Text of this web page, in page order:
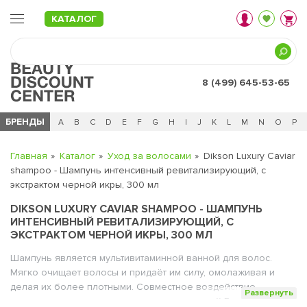
КАТАЛОГ
8 (499) 645-53-65
БРЕНДЫ
Ч 0 - 9 A B C D E F G H I J K L M N O P
Главная Каталог Уход за волосами
Dikson Luxury Caviar
shampoo - Шампунь интенсивный ревитализирующий, с
экстрактом черной икры, 300 мл
DIKSON LUXURY CAVIAR SHAMPOO - ШАМПУНЬ
ИНТЕНСИВНЫЙ РЕВИТАЛИЗИРУЮЩИЙ, С
ЭКСТРАКТОМ ЧЕРНОЙ ИКРЫ, 300 МЛ
Шампунь является мультивитаминной ванной для волос.
Мягко очищает волосы и придаёт им силу, омолаживая и
делая их более плотными. Совместное воздействие
экстракта икры, олигопептидов и водорослей Fucus
Развернуть